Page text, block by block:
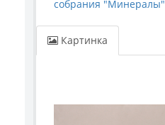
собрания "Минералы"
Картинка